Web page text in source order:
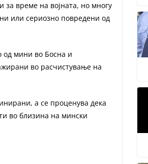
за време на војната, но многу
или сериозно повредени од
од мини во Босна и
во расчистување на
а се проценува дека
во близина на мински